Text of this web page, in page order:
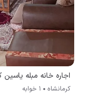
اجاره خانه مبله یاسین
کرمانشاه 1 خوابه